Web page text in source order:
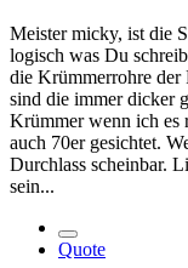
Meister micky, ist die
logisch was Du
die Krümmerrohre der
sind die immer dicker
Krümmer wenn ich es
auch 70er gesichtet.
Durchlass scheinbar.
sein...
Quote